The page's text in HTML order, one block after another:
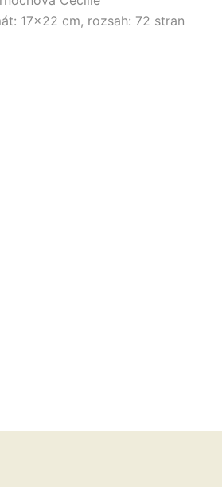
17×22 cm, rozsah: 72 stran